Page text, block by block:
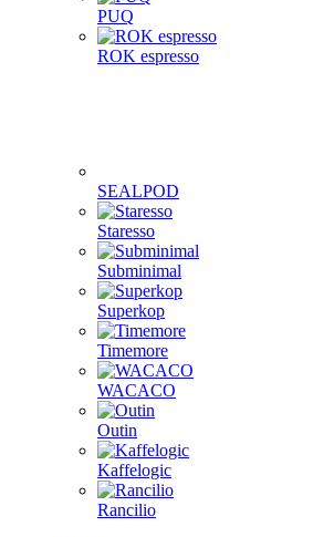
PUQ
ROK espresso
SEALPOD
Staresso
Subminimal
Superkop
Timemore
WACACO
Outin
Kaffelogic
Rancilio